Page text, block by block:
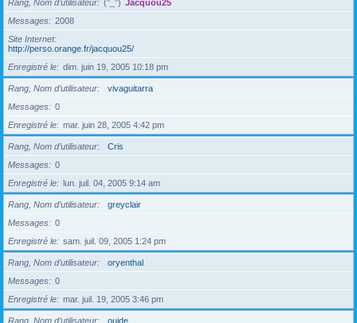
Rang, Nom d’utilisateur (°_°) Jacquou25
Messages
2008
Site Internet
http://perso.orange.fr/jacquou25/
Enregistré le
dim. juin 19, 2005 10:18 pm
Rang, Nom d’utilisateur
vivaguitarra
Messages
0
Enregistré le
mar. juin 28, 2005 4:42 pm
Rang, Nom d’utilisateur
Cris
Messages
0
Enregistré le
lun. juil. 04, 2005 9:14 am
Rang, Nom d’utilisateur
greyclair
Messages
0
Enregistré le
sam. juil. 09, 2005 1:24 pm
Rang, Nom d’utilisateur
oryenthal
Messages
0
Enregistré le
mar. juil. 19, 2005 3:46 pm
Rang, Nom d’utilisateur
ouide